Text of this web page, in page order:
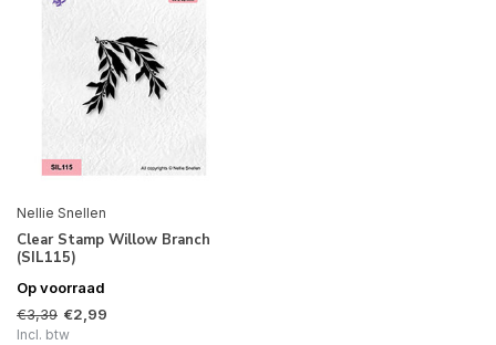
Nellie Snellen
Clear Stamp Willow Branch
(SIL115)
Op voorraad
€3,39 €2,99
Incl. btw